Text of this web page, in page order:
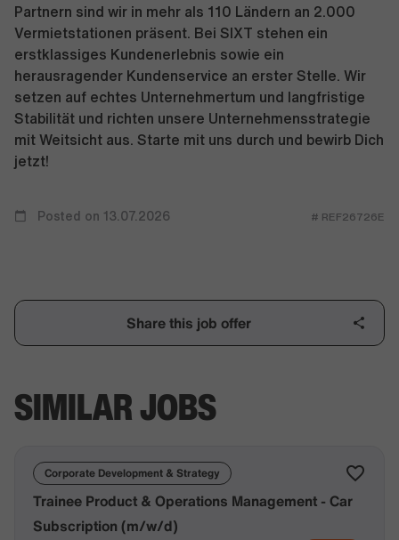
Partnern sind wir in mehr als 110 Ländern an 2.000
Vermietstationen präsent. Bei SIXT stehen ein
erstklassiges Kundenerlebnis sowie ein
herausragender Kundenservice an erster Stelle. Wir
setzen auf echtes Unternehmertum und langfristige
Stabilität und richten unsere Unternehmensstrategie
mit Weitsicht aus. Starte mit uns durch und bewirb Dich
jetzt!
Posted on 13.07.2026 # REF26726E
Share this job offer
SIMILAR JOBS
Corporate Development & Strategy
Trainee Product & Operations Management - Car
Subscription (m/w/d)